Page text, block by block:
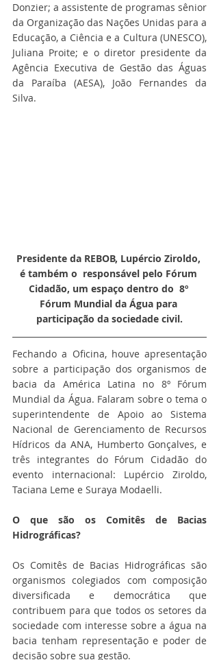
Donzier; a assistente de programas sênior
da Organização das Nações Unidas para a
Educação, a Ciência e a Cultura (UNESCO),
Juliana Proite; e o diretor presidente da
Agência Executiva de Gestão das Águas
da Paraíba (AESA), João Fernandes da
Silva.
Presidente da REBOB, Lupércio Ziroldo,
é também o  responsável pelo Fórum
Cidadão, um espaço dentro do  8º
Fórum Mundial da Água para
participação da sociedade civil.
Fechando a Oficina, houve apresentação
sobre a participação dos organismos de
bacia da América Latina no 8º Fórum
Mundial da Água. Falaram sobre o tema o
superintendente de Apoio ao Sistema
Nacional de Gerenciamento de Recursos
Hídricos da ANA, Humberto Gonçalves, e
três integrantes do Fórum Cidadão do
evento internacional: Lupércio Ziroldo,
Taciana Leme e Suraya Modaelli.
O que são os Comitês de Bacias
Hidrográficas?
Os Comitês de Bacias Hidrográficas são
organismos colegiados com composição
diversificada e democrática que
contribuem para que todos os setores da
sociedade com interesse sobre a água na
bacia tenham representação e poder de
decisão sobre sua gestão.